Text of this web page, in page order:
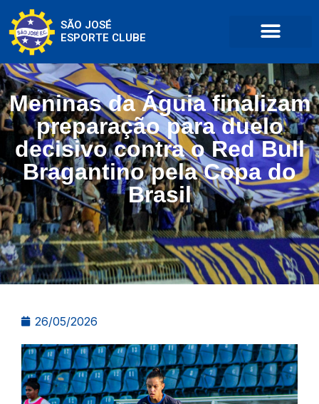
SÃO JOSÉ
ESPORTE CLUBE
Meninas da Águia finalizam
preparação para duelo
decisivo contra o Red Bull
Bragantino pela Copa do
Brasil
26/05/2026